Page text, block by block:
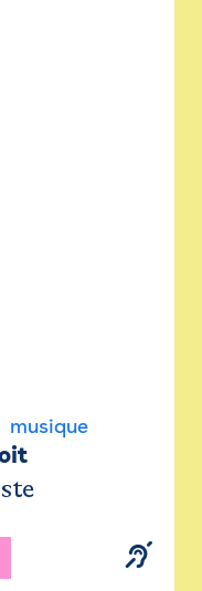
musique